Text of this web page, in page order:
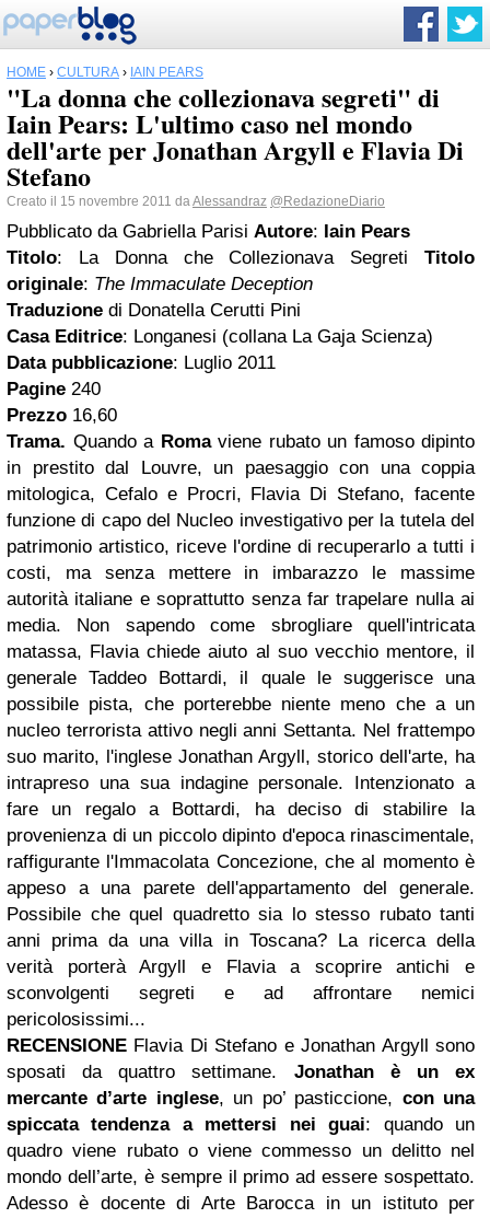
HOME › CULTURA › IAIN PEARS
"La donna che collezionava segreti" di
Iain Pears: L'ultimo caso nel mondo
dell'arte per Jonathan Argyll e Flavia Di
Stefano
Creato il 15 novembre 2011 daAlessandraz @RedazioneDiario
Pubblicato da Gabriella Parisi Autore: Iain Pears
Titolo: La Donna che Collezionava Segreti
Titolo
originale: The Immaculate Deception
Traduzione di Donatella Cerutti Pini
Casa Editrice: Longanesi (collana La Gaja Scienza)
Data pubblicazione: Luglio 2011
Pagine 240
Prezzo 16,60
Trama. Quando a Romaviene rubato un famoso dipinto
in prestito dal Louvre, un paesaggio con una coppia
mitologica, Cefalo e Procri, Flavia Di Stefano, facente
funzione di capo del Nucleo investigativo per la tutela del
patrimonio artistico, riceve l'ordine di recuperarlo a tutti i
costi, ma senza mettere in imbarazzo le massime
autorità italiane e soprattutto senza far trapelare nulla ai
media. Non sapendo come sbrogliare quell'intricata
matassa, Flavia chiede aiuto al suo vecchio mentore, il
generale Taddeo Bottardi, il quale le suggerisce una
possibile pista, che porterebbe niente meno che a un
nucleo terrorista attivo negli anni Settanta. Nel frattempo
suo marito, l'inglese Jonathan Argyll, storico dell'arte, ha
intrapreso una sua indagine personale. Intenzionato a
fare un regalo a Bottardi, ha deciso di stabilire la
provenienza di un piccolo dipinto d'epoca rinascimentale,
raffigurante l'Immacolata Concezione, che al momento è
appeso a una parete dell'appartamento del generale.
Possibile che quel quadretto sia lo stesso rubato tanti
anni prima da una villa in Toscana? La ricerca della
verità porterà Argyll e Flavia a scoprire antichi e
sconvolgenti segreti e ad affrontare nemici
pericolosissimi...
RECENSIONE Flavia Di Stefano e Jonathan Argyll sono
sposati da quattro settimane. Jonathan è un ex
mercante d’arte inglese, un po’ pasticcione, con una
spiccata tendenza a mettersi nei guai: quando un
quadro viene rubato o viene commesso un delitto nel
mondo dell’arte, è sempre il primo ad essere sospettato.
Adesso è docente di Arte Barocca in un istituto per